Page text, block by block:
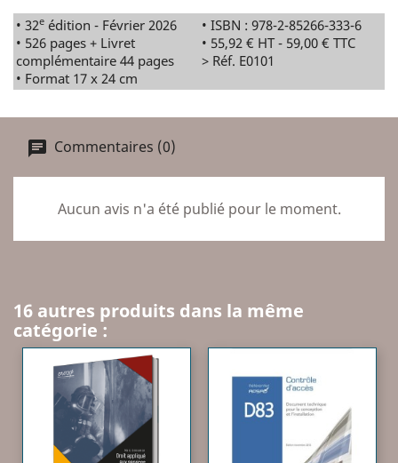
• 32e édition - Février 2026
• 526 pages + Livret
complémentaire 44 pages
• Format 17 x 24 cm
• ISBN : 978-2-85266-333-6
• 55,92 € HT - 59,00 € TTC
> Réf. E0101
Commentaires (0)
Aucun avis n'a été publié pour le moment.
16 autres produits dans la même
catégorie :